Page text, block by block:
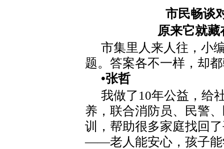
市民畅谈
原来它就
市集里人来人往，小
题。答案各不一样，却
•张哲
我做了10年公益，给
养，联合消防员、民警
训，帮助很多家庭找回
——老人能安心，孩子能